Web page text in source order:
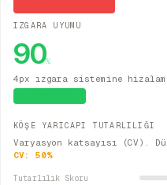
IZGARA UYUMU
90%
4px ızgara sistemine
KÖŞE YARICAPI TUTARLILIĞI
Varyasyon katsayısı (CV).
CV: 50%
Tutarlılık Skoru